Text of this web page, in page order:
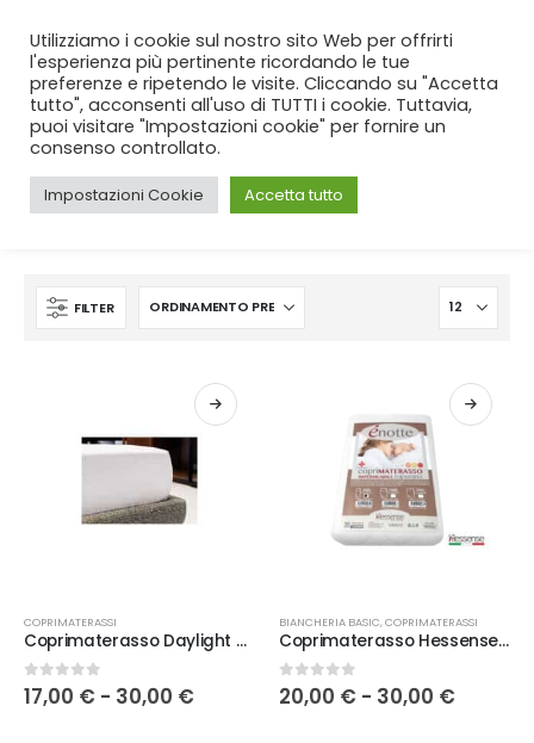
SPEDIZIONE GRATUITA per ordini da 99€!
CASA SHOP PRODUCT TAG -COPRIMATERASSO
FILTER
prodotto
ha
più
varianti.
COPRIMATERASSI
Coprimaterasso Daylight Gioia in 3misure
0Su 5
17,00 € - 30,00 €
prodotto
ha
più
varianti.
BIANCHERIA BASIC,COPRIMATERASSI
Coprimaterasso Hessense impermeabile in 2 misure
0Su 5
20,00 € - 30,00 €
Utilizziamo i cookie sul nostro sito Web per offrirti
l'esperienza più pertinente ricordando le tue
preferenze e ripetendo le visite. Cliccando su "Accetta
tutto", acconsenti all'uso di TUTTI i cookie. Tuttavia,
puoi visitare "Impostazioni cookie" per fornire un
consenso controllato.
Impostazioni Cookie Accetta tutto